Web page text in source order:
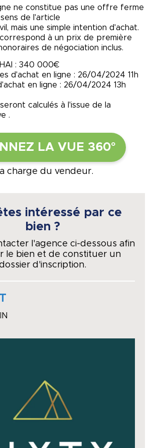
ne constitue pas une offre ferme
de l'article
mais une simple intention d'achat.
à un prix de première
de négociation inclus.
: 340 000€
d'achat en ligne : 26/04/2024 11h
en ligne : 26/04/2024 13h
calculés à l'issue de la
.
LA VUE 360°
charge du vendeur.
intéressé par ce
bien ?
l'agence ci-dessous afin
le bien et de constituer un
d'inscription.